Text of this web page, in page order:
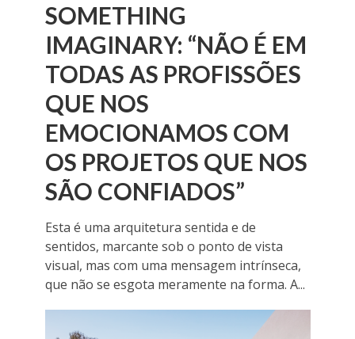
SOMETHING
IMAGINARY: “NÃO É EM
TODAS AS PROFISSÕES
QUE NOS
EMOCIONAMOS COM
OS PROJETOS QUE NOS
SÃO CONFIADOS”
Esta é uma arquitetura sentida e de
sentidos, marcante sob o ponto de vista
visual, mas com uma mensagem intrínseca,
que não se esgota meramente na forma. A...